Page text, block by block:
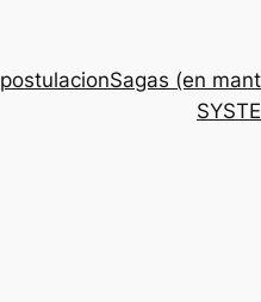
postulacionSagas (en